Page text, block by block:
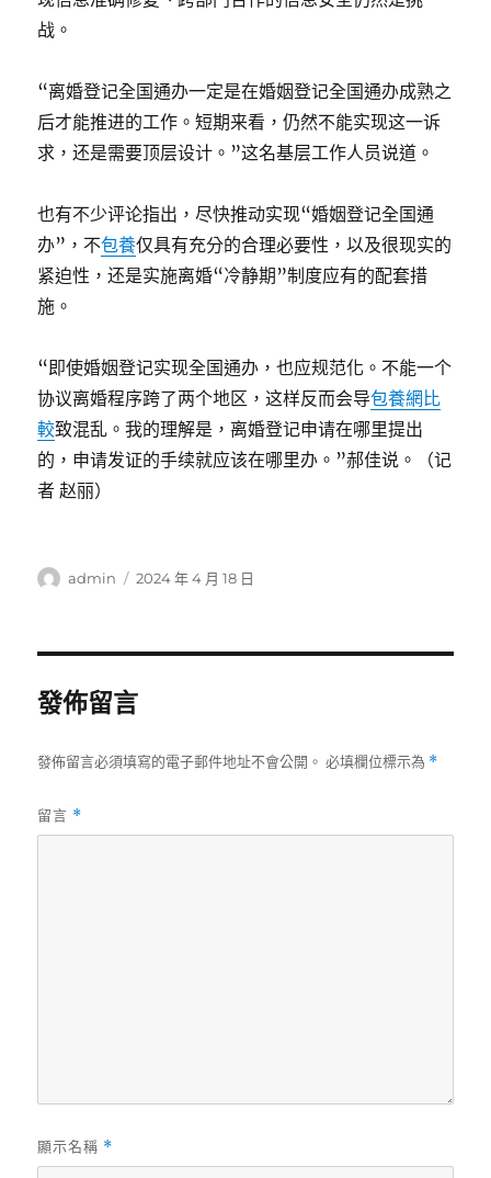
战。
“离婚登记全国通办一定是在婚姻登记全国通办成熟之
后才能推进的工作。短期来看，仍然不能实现这一诉
求，还是需要顶层设计。”这名基层工作人员说道。
也有不少评论指出，尽快推动实现“婚姻登记全国通
办”，不包養仅具有充分的合理必要性，以及很现实的
紧迫性，还是实施离婚“冷静期”制度应有的配套措
施。
“即使婚姻登记实现全国通办，也应规范化。不能一个
协议离婚程序跨了两个地区，这样反而会导包養網比
較致混乱。我的理解是，离婚登记申请在哪里提出
的，申请发证的手续就应该在哪里办。”郝佳说。（记
者 赵丽）
作
admin
發
2024 年 4 月 18 日
發佈留言
發佈留言必須填寫的電子郵件地址不會公開。 必填欄位標示為 *
留言 *
顯示名稱 *